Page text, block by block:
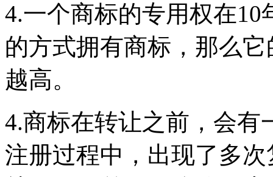
4.一个商标的专用权在
的方式拥有商标，那么
越高。
4.商标在转让之前，会有
注册过程中，出现了多